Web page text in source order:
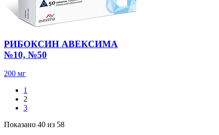
РИБОКСИН АВЕКСИМА
№10, №50
200 мг
1
2
3
Показано 40 из 58